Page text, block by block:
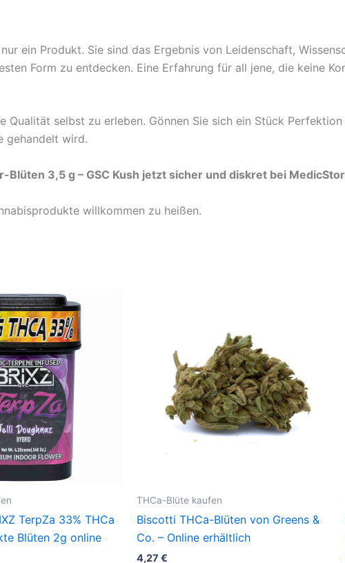
ein Produkt. Sie sind das Ergebnis von Leidenschaft,
Form zu entdecken. Eine Erfahrung für all jene, die keine
selbst zu erleben. Gönnen Sie sich ein Stück
gehandelt wird.
Blüten 3,5 g – GSC Kush jetzt sicher und diskret bei
willkommen zu heißen.
TerpZa 33% THCa
Blüten 2g online
THCa-Blüte kaufen
Biscotti THCa-Blüten von Greens &
Co. – Online erhältlich
4,27 €